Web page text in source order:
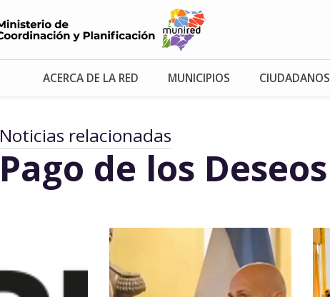
ACERCA DE LA RED MUNICIPIOS CIUDADANOS
Noticias relacionadas
Pago de los Deseos